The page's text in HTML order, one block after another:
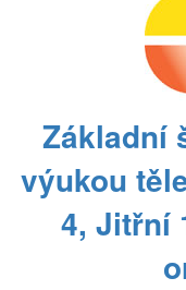
Základní
výukou
4, Jitřní